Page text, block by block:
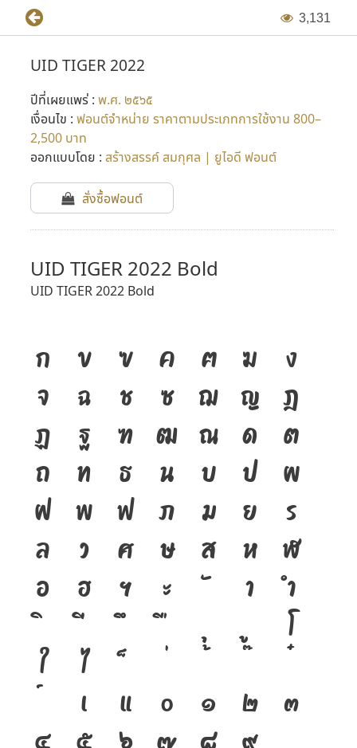
3,131
UID TIGER 2022
ปีที่เผยแพร่ : พ.ศ. ๒๕๖๕
เงื่อนไข : ฟอนต์จำหน่าย ราคาตามประเภทการใช้งาน 800–
2,500 บาท
ออกแบบโดย : สร้างสรรค์ สมกุศล | ยูไอดี ฟอนต์
สั่งซื้อฟอนต์
UID TIGER 2022 Bold
UID TIGER 2022 Bold
ก ข ฃ ค ฅ ฆ
ง
จ
ฉ ช ซ ฌ ญ
ฎ
ฏ
ฐ ฑ ฒ ณ ด
ต
ถ
ท ธ น บ ป
ผ
ฝ
พ ฟ ภ ม ย
ร
ล
ว ศ ษ ส ห
ฬ
อ
ฮ ฯ ะ า
ำ
โ
ใ
ไ
เ
แ ๐ ๑ ๒
๓
๔
๕ ๖ ๗ ๘ ๙